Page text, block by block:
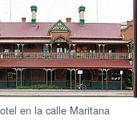
en la calle Maritana